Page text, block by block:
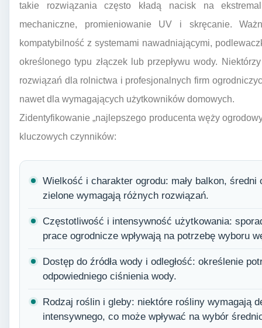
takie rozwiązania często kładą nacisk na
mechaniczne, promieniowanie UV i skręcanie.
kompatybilność z systemami nawadniającymi,
określonego typu złączek lub przepływu wody.
rozwiązań dla rolnictwa i profesjonalnych firm
nawet dla wymagających użytkowników domowych.
Zidentyfikowanie „najlepszego producenta węży
kluczowych czynników:
Wielkość i charakter ogrodu: mały balkon,
zielone wymagają różnych rozwiązań.
Częstotliwość i intensywność użytkowania:
prace ogrodnicze wpływają na potrzebę wyboru
Dostęp do źródła wody i odległość: określenie
odpowiedniego ciśnienia wody.
Rodzaj roślin i gleby: niektóre rośliny wymagają
intensywnego, co może wpływać na wybór